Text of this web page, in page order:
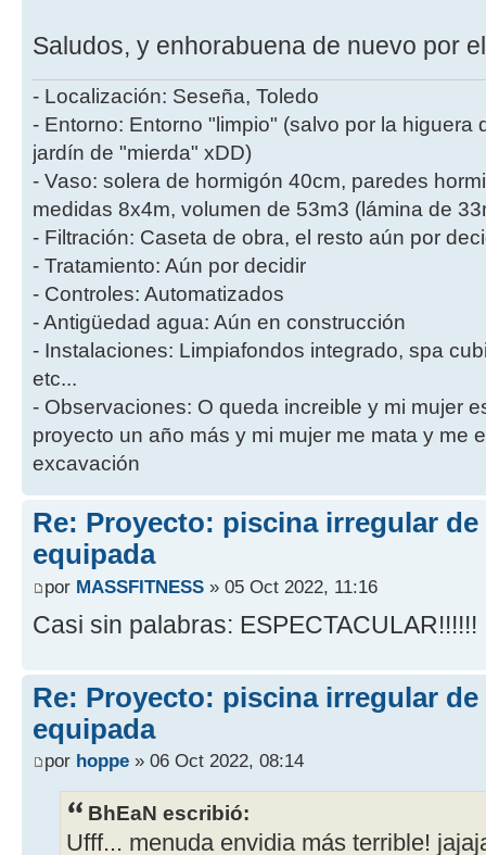
Saludos, y enhorabuena de nuevo por
- Localización: Seseña, Toledo
- Entorno: Entorno "limpio" (salvo por la higuera
jardín de "mierda" xDD)
- Vaso: solera de hormigón 40cm, paredes
medidas 8x4m, volumen de 53m3 (lámina de
- Filtración: Caseta de obra, el resto aún por
- Tratamiento: Aún por decidir
- Controles: Automatizados
- Antigüedad agua: Aún en construcción
- Instalaciones: Limpiafondos integrado, spa
etc...
- Observaciones: O queda increible y mi mujer
proyecto un año más y mi mujer me mata y me
excavación
Re: Proyecto: piscina irregular
equipada
por MASSFITNESS » 05 Oct 2022, 11:16
Casi sin palabras: ESPECTACULAR!!!!!!
Re: Proyecto: piscina irregular
equipada
por hoppe » 06 Oct 2022, 08:14
BhEaN escribió:
Ufff... menuda envidia más terrible!